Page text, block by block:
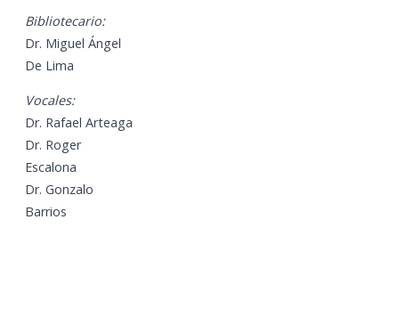
Bibliotecario:
Dr. Miguel Ángel
De Lima
Vocales:
Dr. Rafael Arteaga
Dr. Roger
Escalona
Dr. Gonzalo
Barrios